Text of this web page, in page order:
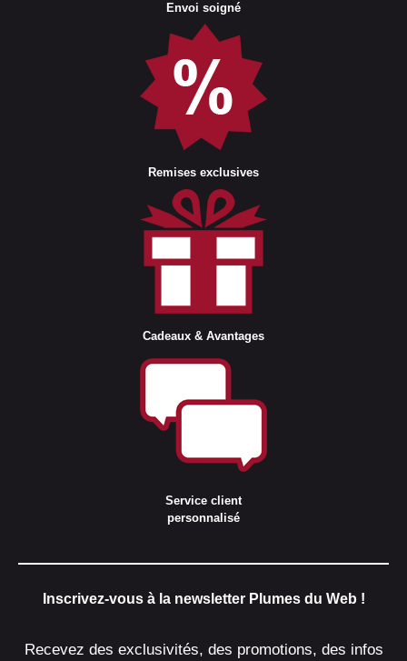
Envoi soigné
Remises exclusives
Cadeaux & Avantages
Service client
personnalisé
Inscrivez-vous à la newsletter Plumes du Web !
Recevez des exclusivités, des promotions, des infos